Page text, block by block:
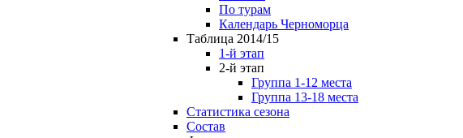
По турам
Календарь Черноморца
Таблица 2014/15
1-й этап
2-й этап
Группа 1-12 места
Группа 13-18 места
Статистика сезона
Состав